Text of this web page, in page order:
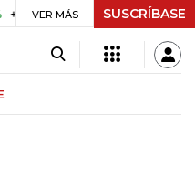
UVR $ 416,86 +$ 0,05
VER MÁS SUSCRÍBASE